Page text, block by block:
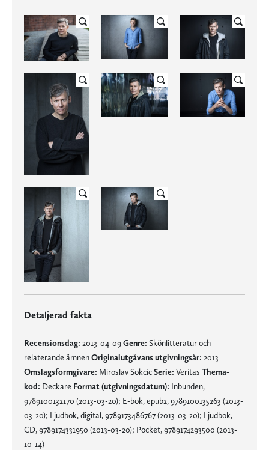
Detaljerad fakta
Recensionsdag: 2013-04-09Genre: Skönlitteratur och
relaterande ämnenOriginalutgåvans utgivningsår: 2013
Omslagsformgivare: Miroslav SokcicSerie: Veritas Thema-
kod: Deckare Format (utgivningsdatum): Inbunden,
9789100132170 (2013-03-20); E-bok, epub2, 9789100135263 (2013-
03-20); Ljudbok, digital,9789173486767(2013-03-20); Ljudbok,
CD, 9789174331950 (2013-03-20); Pocket, 9789174293500 (2013-
10-14)